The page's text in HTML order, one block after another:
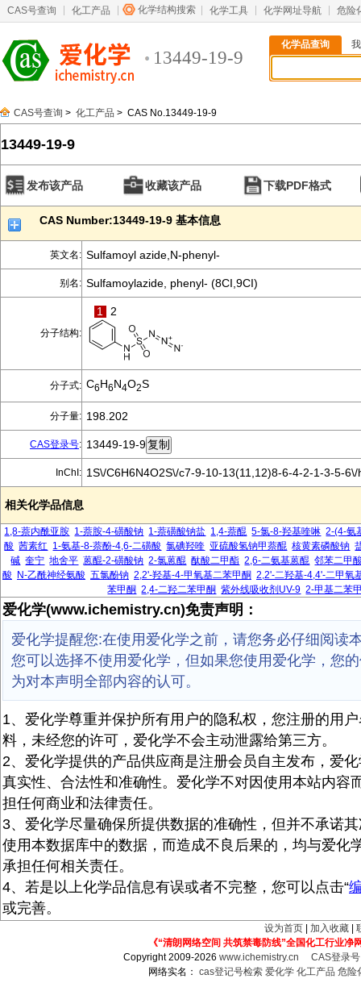
CAS号查询 化工产品 化学结构搜索 化学工具 化学网址导航 危险
13449-19-9
化学品查询
CAS号查询 > 化工产品 > CAS No.13449-19-9
13449-19-9
发布该产品 收藏该产品 下载PDF格式
CAS Number:13449-19-9 基本信息
英文名: Sulfamoyl azide,N-phenyl-
别名: Sulfamoylazide, phenyl- (8CI,9CI)
分子结构:
1 2
分子式: C6H6N4O2S
分子量: 198.202
CAS登录号: 13449-19-9
InChI: 1S\/C6H6N4O2S\/c7-9-10-13(11,12)8-6-4-2-1-3-5-6\/
相关化学品信息
1,8-萘内酰亚胺 1-萘胺-4-磺酸钠 1-萘磺酸钠盐 1,4-萘醌 5-氯-8-羟基喹啉 2-(4-氨
酸 茜素红 1-氨基-8-萘酚-4,6-二磺酸 氯碘羟喹 亚硫酸氢钠甲萘醌 核黄素磷酸钠
碱 奎宁 地舍平 蒽醌-2-磺酸钠 2-氯蒽醌 酞酸二甲酯 2,6-二氨基蒽醌 邻苯二甲
酸
N-乙酰神经氨酸 五氯酚钠 2,2'-羟基-4-甲氧基二苯甲酮 2,2'-二羟基-4,4'-二甲氧
苯甲酮 2,4-二羟二苯甲酮 紫外线吸收剂UV-9 2-甲基二苯
爱化学(www.ichemistry.cn)免责声明：
爱化学提醒您:在使用爱化学之前，请您务必仔细阅读
您可以选择不使用爱化学，但如果您使用爱化学，您
为对本声明全部内容的认可。
1、爱化学尊重并保护所有用户的隐私权，您注册的用
料，未经您的许可，爱化学不会主动泄露给第三方。
2、爱化学提供的产品供应商是注册会员自主发布，爱
真实性、合法性和准确性。爱化学不对因使用本站内容
担任何商业和法律责任。
3、爱化学尽量确保所提供数据的准确性，但并不承诺
使用本数据库中的数据，而造成不良后果的，均与爱化
承担任何相关责任。
4、若是以上化学品信息有误或者不完整，您可以点击“
或完善。
设为首页 加入收藏
《“清朗网络空间 共筑禁毒防线”全国化工行业净
Copyright 2009-2026www.ichemistry.cn
CAS登录
网络实名： cas登记号检索 爱化学 化工产品 危险